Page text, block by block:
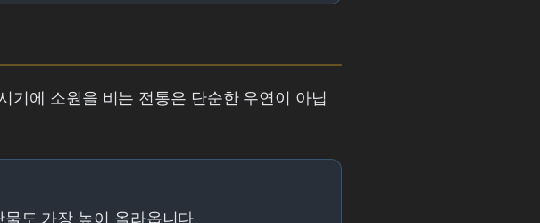
기에 소원을 비는 전통은 단순한 우연이 아닙
도 가장 높이 올라옵니다